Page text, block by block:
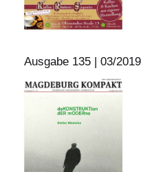
Ausgabe 135 | 03/2019